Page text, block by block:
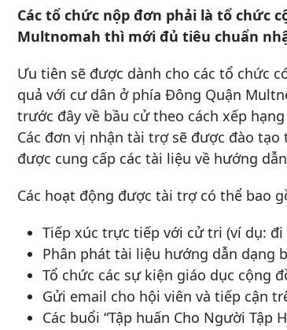
Các tổ chức nộp đơn phải là tổ chức
Multnomah thì mới đủ tiêu chuẩn
Ưu tiên sẽ được dành cho các tổ chức
quả với cư dân ở phía Đông Quận
trước đây về bầu cử theo cách xếp
Các đơn vị nhận tài trợ sẽ được đào
được cung cấp các tài liệu về hướng
Các hoạt động được tài trợ có thể bao
Tiếp xúc trực tiếp với cử tri (ví dụ:
Phân phát tài liệu hướng dẫn dạng
Tổ chức các sự kiện giáo dục cộng
Gửi email cho hội viên và tiếp cận
Các buổi “Tập huấn Cho Người Tập